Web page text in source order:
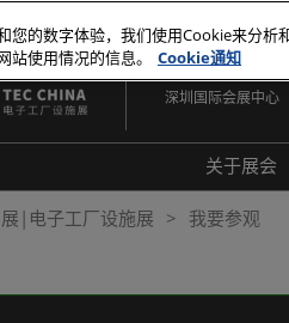
2026年10月27-29日
深圳国际会展中心
关于展会
展会
常见
|电子工厂设施展 我要参观
您的数字体验，我们使用Cookie来分
使用情况的信息。
Cookie通知